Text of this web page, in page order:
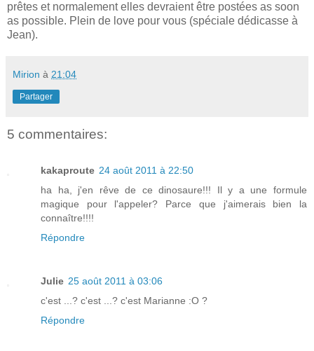
prêtes et normalement elles devraient être postées as soon
as possible. Plein de love pour vous (spéciale dédicasse à
Jean).
Mirion à 21:04
Partager
5 commentaires:
kakaproute 24 août 2011 à 22:50
ha ha, j'en rêve de ce dinosaure!!! Il y a une formule
magique pour l'appeler? Parce que j'aimerais bien la
connaître!!!!
Répondre
Julie 25 août 2011 à 03:06
c'est ...? c'est ...? c'est Marianne :O ?
Répondre